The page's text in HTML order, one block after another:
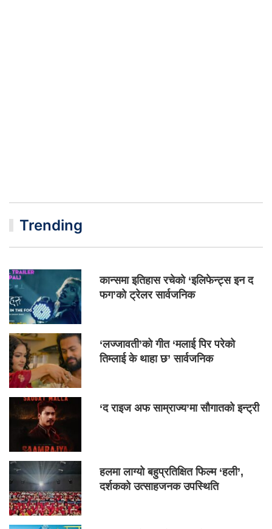
Trending
कान्समा इतिहास रचेको ‘इलिफेन्ट्स इन द
फग’को ट्रेलर सार्वजनिक
‘लज्जावती’को गीत ‘मलाई पिर परेको
तिम्लाई के थाहा छ’ सार्वजनिक
‘द राइज अफ साम्राज्य’मा सौगातको इन्ट्री
हलमा लाग्यो बहुप्रतिक्षित फिल्म ‘हली’,
दर्शकको उत्साहजनक उपस्थिति